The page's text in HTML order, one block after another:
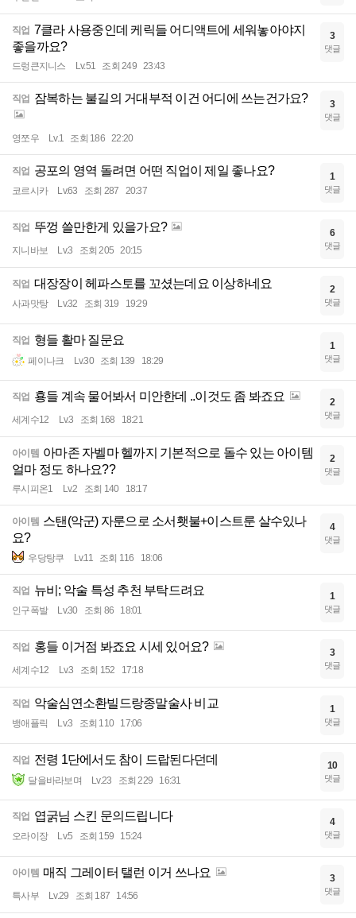
직업 7클라 사용중인데 케릭들 어디액트에 세워놓아야지
좋을까요?
드렁큰지니스 Lv.51 조회 249 23:43
3
댓글
직업 잠복하는 불길의 거대부적 이건 어디에 쓰는건가요?
영쪼우 Lv.1 조회 186 22:20
3
댓글
직업 공포의 영역 돌려면 어떤 직업이 제일 좋나요?
코르시카 Lv.63 조회 287 20:37
1
댓글
직업 뚜껑 쓸만한게 있을가요?
지니바보 Lv.3 조회 205 20:15
6
댓글
직업 대장장이 헤파스토를 꼬셨는데요 이상하네요
사과맛탕 Lv.32 조회 319 19:29
2
댓글
직업 형들 활마 질문요
페이나크 Lv.30 조회 139 18:29
1
댓글
직업 횽들 계속 물어봐서 미안한데 ..이것도 좀 봐죠요
세계수12 Lv.3 조회 168 18:21
2
댓글
아이템 아마존 자벨마 헬까지 기본적으로 돌수 있는 아이템
얼마 정도 하나요??
루시피온1 Lv.2 조회 140 18:17
2
댓글
아이템 스탠(악군) 자룬으로 소서횃불+이스트룬 살수있나
요?
우당탕쿠 Lv.11 조회 116 18:06
4
댓글
직업 뉴비; 악술 특성 추천 부탁드려요
인구폭발 Lv.30 조회 86 18:01
1
댓글
직업 홍들 이거점 봐죠요 시세 있어요?
세계수12 Lv.3 조회 152 17:18
3
댓글
직업 악술심연소환빌드랑종말술사 비교
뱅애플릭 Lv.3 조회 110 17:06
1
댓글
직업 전령 1단에서도 참이 드랍된다던데
달을바라보며 Lv.23 조회 229 16:31
10
댓글
직업 엽굵님 스킨 문의드립니다
오라이장 Lv.5 조회 159 15:24
4
댓글
아이템 매직 그레이터 탤런 이거 쓰나요
특사부 Lv.29 조회 187 14:56
3
댓글